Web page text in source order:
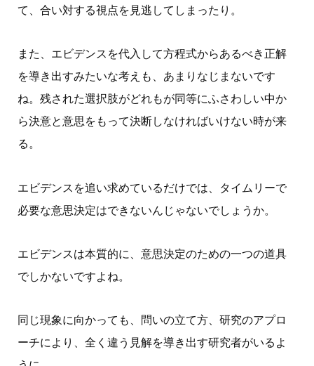
て、合い対する視点を見逃してしまったり。
また、エビデンスを代入して方程式からあるべき正解
を導き出すみたいな考えも、あまりなじまないです
ね。残された選択肢がどれもが同等にふさわしい中か
ら決意と意思をもって決断しなければいけない時が来
る。
エビデンスを追い求めているだけでは、タイムリーで
必要な意思決定はできないんじゃないでしょうか。
エビデンスは本質的に、意思決定のための一つの道具
でしかないですよね。
同じ現象に向かっても、問いの立て方、研究のアプロ
ーチにより、全く違う見解を導き出す研究者がいるよ